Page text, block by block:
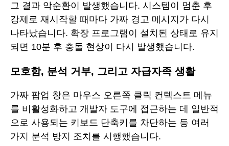
그 결과 악순환이 발생했습니다. 시스템이 멈춘 후
강제로 재시작할 때마다 가짜 경고 메시지가 다시
나타났습니다. 확장 프로그램이 설치된 상태로 유지
되면 10분 후 충돌 현상이 다시 발생했습니다.
모호함, 분석 거부, 그리고 자급자족 생활
가짜 팝업 창은 마우스 오른쪽 클릭 컨텍스트 메뉴
를 비활성화하고 개발자 도구에 접근하는 데 일반적
으로 사용되는 키보드 단축키를 차단하는 등 여러
가지 분석 방지 조치를 시행했습니다.